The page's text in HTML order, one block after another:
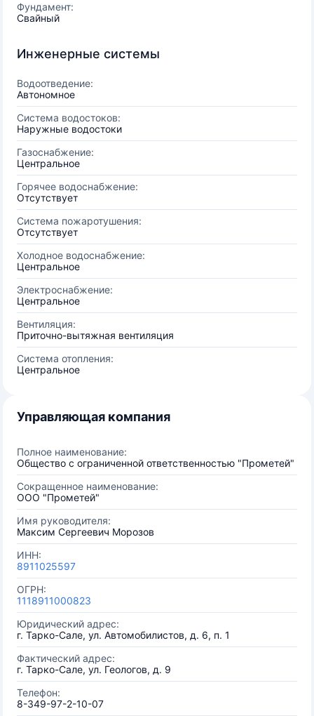
Фундамент:
Свайный
Инженерные системы
Водоотведение:
Автономное
Система водостоков:
Наружные водостоки
Газоснабжение:
Центральное
Горячее водоснабжение:
Отсутствует
Система пожаротушения:
Отсутствует
Холодное водоснабжение:
Центральное
Электроснабжение:
Центральное
Вентиляция:
Приточно-вытяжная вентиляция
Система отопления:
Центральное
Управляющая компания
Полное наименование:
Общество с ограниченной ответственностью "Прометей"
Сокращенное наименование:
ООО "Прометей"
Имя руководителя:
Максим Сергеевич Морозов
ИНН:
8911025597
ОГРН:
1118911000823
Юридический адрес:
г. Тарко-Сале, ул. Автомобилистов, д. 6, п. 1
Фактический адрес:
г. Тарко-Сале, ул. Геологов, д. 9
Телефон:
8-349-97-2-10-07